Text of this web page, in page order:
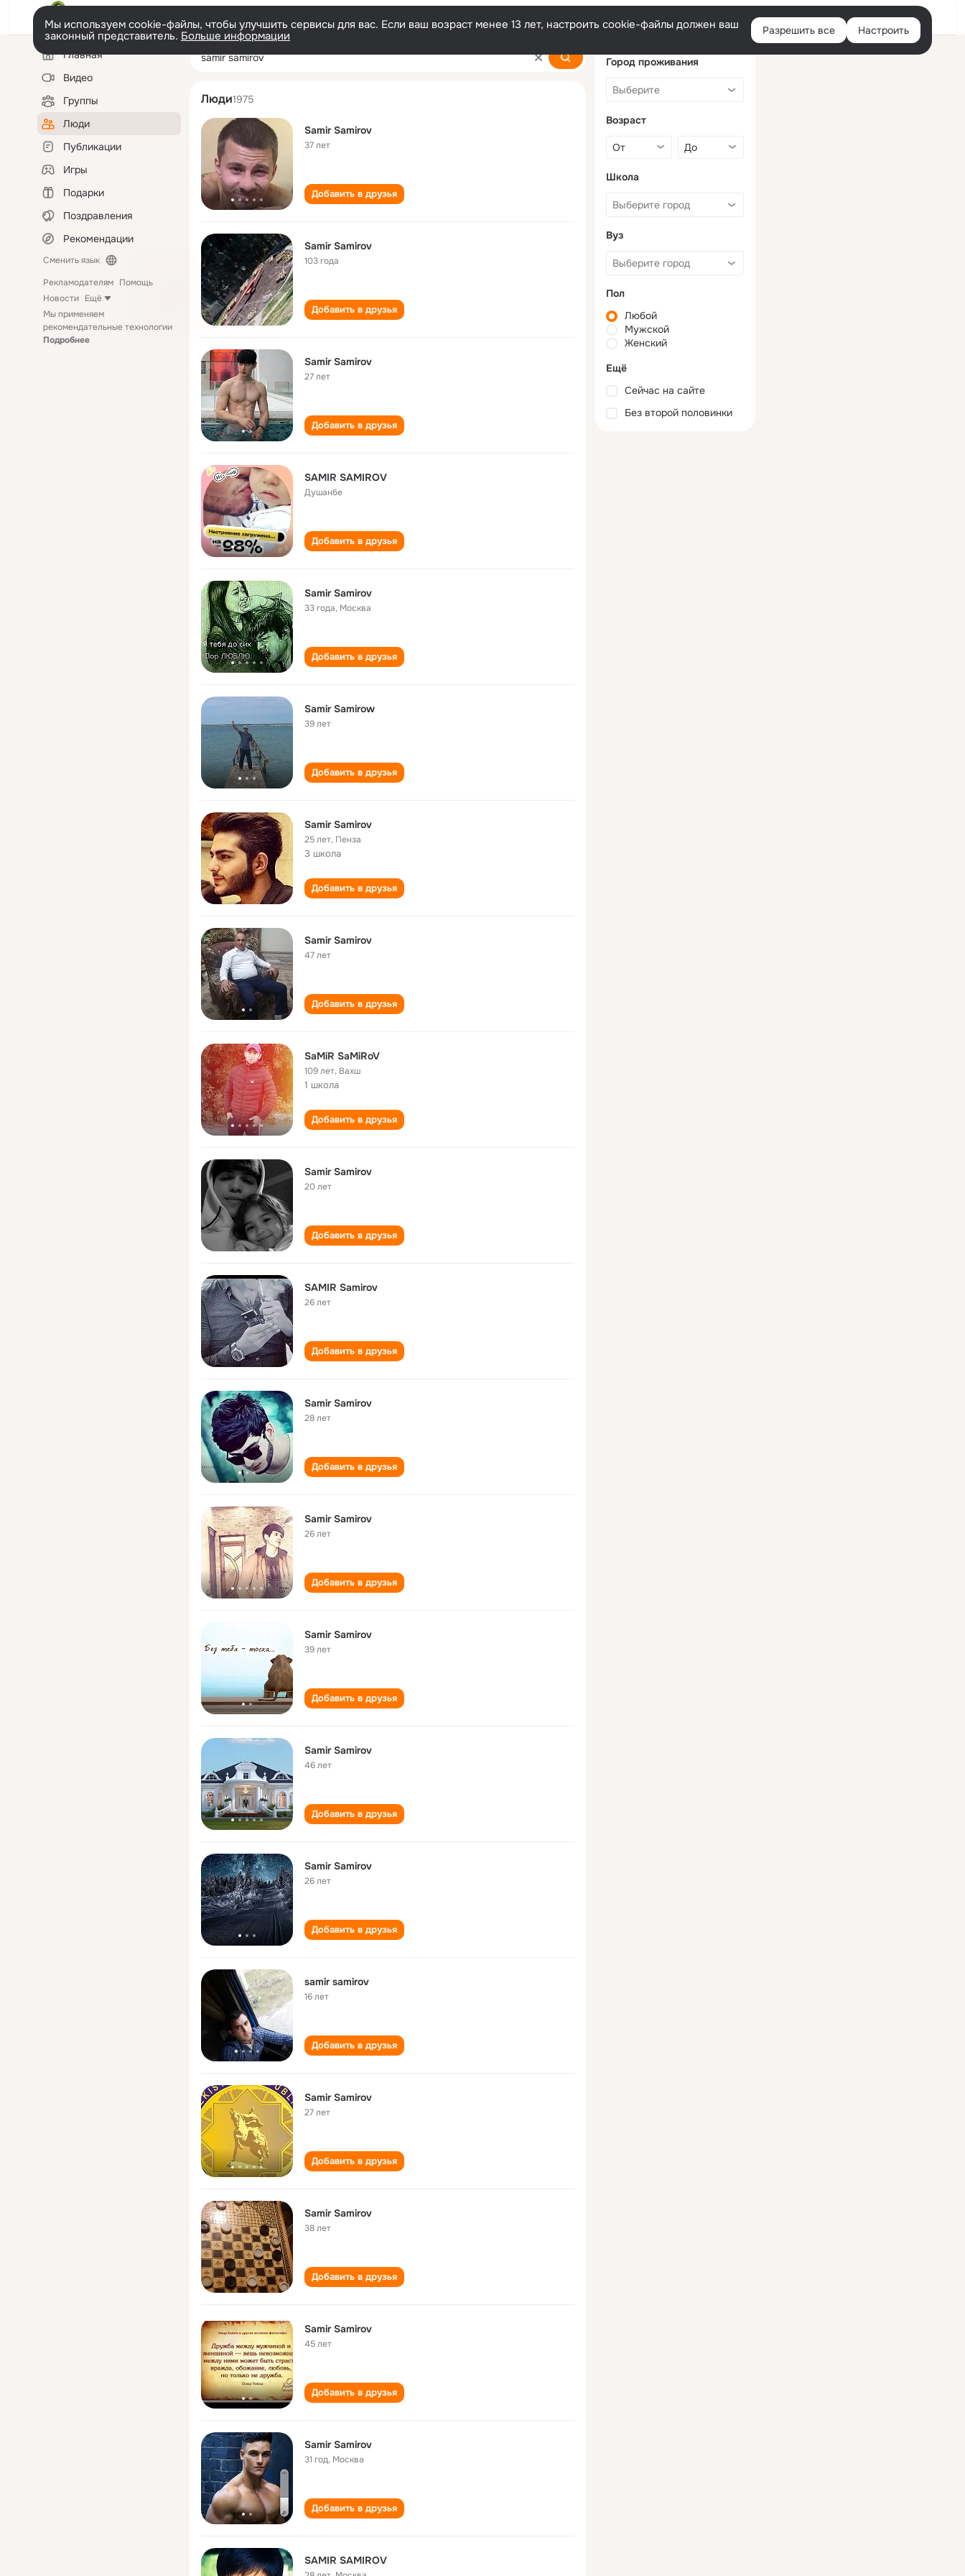
Войти
Мы используем cookie-файлы, чтобы улучшить сервисы для вас. Если ваш возраст менее 13 лет, настроить cookie-файлы должен ваш
законный представитель. Больше информации Разрешить все Настроить
Левая
колонкаГлавная
Видео
Группы
Люди
Публикации
Игры
Подарки
Поздравления
Рекомендации
Сменить язык
Рекламодателям Помощь
Новости Ещё
Мы применяем
рекомендательные технологии
Подробнее
samir samirov
Люди1975
Samir Samirov
37 лет
Добавить в друзья
Samir Samirov
103 года
Добавить в друзья
Samir Samirov
27 лет
Добавить в друзья
SAMIR SAMIROV
Душанбе
Добавить в друзья
Samir Samirov
33 года, Москва
Добавить в друзья
Samir Samirow
39 лет
Добавить в друзья
Samir Samirov
25 лет, Пенза
3 школа
Добавить в друзья
Samir Samirov
47 лет
Добавить в друзья
SaMiR SaMiRoV
109 лет, Вахш
1 школа
Добавить в друзья
Samir Samirov
20 лет
Добавить в друзья
SAMIR Samirov
26 лет
Добавить в друзья
Samir Samirov
28 лет
Добавить в друзья
Samir Samirov
26 лет
Добавить в друзья
Samir Samirov
39 лет
Добавить в друзья
Samir Samirov
46 лет
Добавить в друзья
Samir Samirov
26 лет
Добавить в друзья
samir samirov
16 лет
Добавить в друзья
Samir Samirov
27 лет
Добавить в друзья
Samir Samirov
38 лет
Добавить в друзья
Samir Samirov
45 лет
Добавить в друзья
Samir Samirov
31 год, Москва
Добавить в друзья
SAMIR SAMIROV
Город проживания
Возраст
Школа
Вуз
Пол
Любой
Мужской
Женский
Ещё
Сейчас на сайте
Без второй половинки